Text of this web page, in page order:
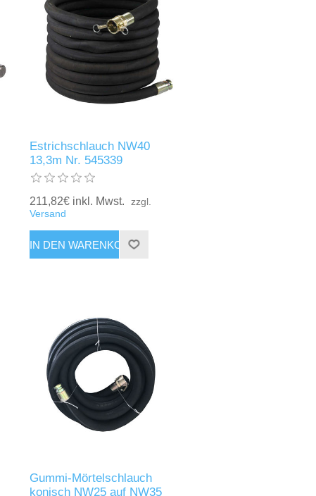
Estrichschlauch NW40
13,3m Nr. 545339
211,82€ inkl. Mwst.
zzgl.
Versand
Gummi-Mörtelschlauch
konisch NW25 auf NW35